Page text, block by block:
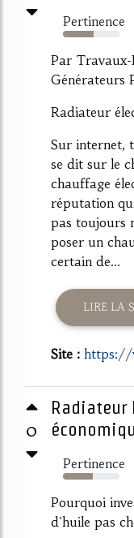
Pertinence
54%
Par Travaux-
Générateurs
Radiateur
Sur internet,
se dit sur le
chauffage
réputation
pas toujours
poser un
certain de...
LIRE LA
Site : https://
0
Radiateur
Pertinence
53%
Pourquoi
d'huile pas